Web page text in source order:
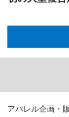
アパレル企画・